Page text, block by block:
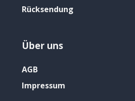
Rücksendung
Über uns
AGB
Impressum